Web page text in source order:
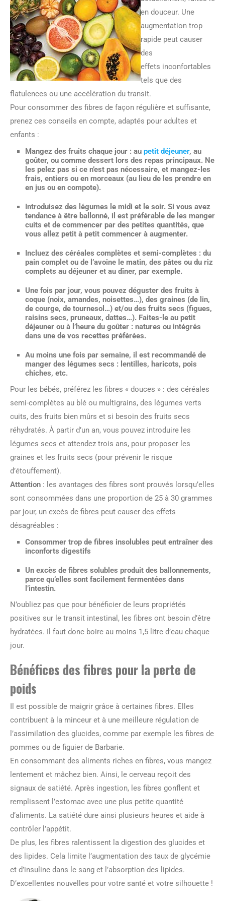
en douceur. Une
augmentation trop
rapide peut causer
des
effets inconfortables
tels que des
flatulences ou une accélération du transit.
Pour consommer des fibres de façon régulière et suffisante,
prenez ces conseils en compte, adaptés pour adultes et
enfants :
Mangez des fruits chaque jour : au petit déjeuner, au
goûter, ou comme dessert lors des repas principaux. Ne
les pelez pas si ce n’est pas nécessaire, et mangez-les
frais, entiers ou en morceaux (au lieu de les prendre en
en jus ou en compote).
Introduisez des légumes le midi et le soir. Si vous avez
tendance à être ballonné, il est préférable de les manger
cuits et de commencer par des petites quantités, que
vous allez petit à petit commencer à augmenter.
Incluez des céréales complètes et semi-complètes : du
pain complet ou de l’avoine le matin, des pâtes ou du riz
complets au déjeuner et au dîner, par exemple.
Une fois par jour, vous pouvez déguster des fruits à
coque (noix, amandes, noisettes…), des graines (de lin,
de courge, de tournesol…) et/ou des fruits secs (figues,
raisins secs, pruneaux, dattes…). Faites-le au petit
déjeuner ou à l’heure du goûter : natures ou intégrés
dans une de vos recettes préférées.
Au moins une fois par semaine, il est recommandé de
manger des légumes secs : lentilles, haricots, pois
chiches, etc.
Pour les bébés, préférez les fibres « douces » : des céréales
semi-complètes au blé ou multigrains, des légumes verts
cuits, des fruits bien mûrs et si besoin des fruits secs
réhydratés. À partir d’un an, vous pouvez introduire les
légumes secs et attendez trois ans, pour proposer les
graines et les fruits secs (pour prévenir le risque
d’étouffement).
Attention : les avantages des fibres sont prouvés lorsqu’elles
sont consommées dans une proportion de 25 à 30 grammes
par jour, un excès de fibres peut causer des effets
désagréables :
Consommer trop de fibres insolubles peut entraîner des
inconforts digestifs
Un excès de fibres solubles produit des ballonnements,
parce qu’elles sont facilement fermentées dans
l’intestin.
N’oubliez pas que pour bénéficier de leurs propriétés
positives sur le transit intestinal, les fibres ont besoin d’être
hydratées. Il faut donc boire au moins 1,5 litre d’eau chaque
jour.
Bénéfices des fibres pour la perte de
poids
Il est possible de maigrir grâce à certaines fibres. Elles
contribuent à la minceur et à une meilleure régulation de
l’assimilation des glucides, comme par exemple les fibres de
pommes ou de figuier de Barbarie.
En consommant des aliments riches en fibres, vous mangez
lentement et mâchez bien. Ainsi, le cerveau reçoit des
signaux de satiété. Après ingestion, les fibres gonflent et
remplissent l’estomac avec une plus petite quantité
d’aliments. La satiété dure ainsi plusieurs heures et aide à
contrôler l’appétit.
De plus, les fibres ralentissent la digestion des glucides et
des lipides. Cela limite l’augmentation des taux de glycémie
et d’insuline dans le sang et l’absorption des lipides.
D’excellentes nouvelles pour votre santé et votre silhouette !